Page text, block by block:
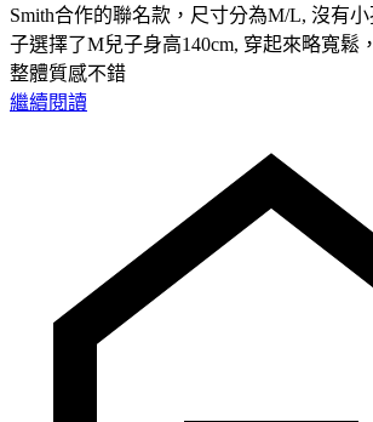
Smith合作的聯名款，尺寸分為M/L, 沒有
子選擇了M兒子身高140cm, 穿起來略寬鬆
整體質感不錯
繼續閱讀